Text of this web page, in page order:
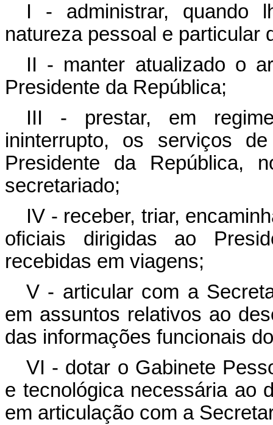
I - administrar, quando
natureza pessoal e particular
II - manter atualizado o
Presidente da República;
III - prestar, em
ininterrupto, os serviços
Presidente da República,
secretariado;
IV - receber, triar,
oficiais dirigidas ao
recebidas em viagens;
V - articular com a
em assuntos relativos ao
das informações funcionais
VI - dotar o Gabinete
e tecnológica necessária ao
em articulação com a